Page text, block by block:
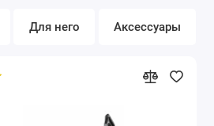
Для него Аксессуары